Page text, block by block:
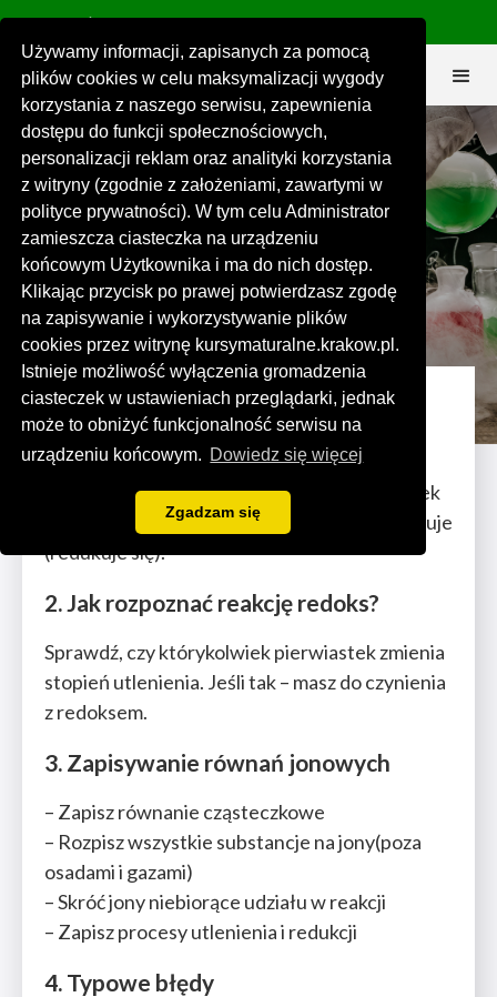
Używamy informacji, zapisanych za pomocą
plików cookies w celu maksymalizacji wygody
korzystania z naszego serwisu, zapewnienia
dostępu do funkcji społecznościowych,
personalizacji reklam oraz analityki korzystania
z witryny (zgodnie z założeniami, zawartymi w
polityce prywatności). W tym celu Administrator
zamieszcza ciasteczka na urządzeniu
końcowym Użytkownika i ma do nich dostęp.
Klikając przycisk po prawej potwierdzasz zgodę
na zapisywanie i wykorzystywanie plików
cookies przez witrynę kursymaturalne.krakow.pl.
Istnieje możliwość wyłączenia gromadzenia
ciasteczek w ustawieniach przeglądarki, jednak
może to obniżyć funkcjonalność serwisu na
urządzeniu końcowym. Dowiedz się więcej
Zgadzam się
575 151 191 biuro@kursymaturalne.krakow.pl
Reakcje redoks – jak je rozpoznać i
zapisać? Przykłady maturalne
 16 kwietnia 2025  Karolina Nowak
1. Czym są reakcje redoks?
To reakcje, w których dochodzi do zmiany
stopni utlenienia pierwiastków. Jeden związek
oddaje elektrony (utlenia się), drugi je przyjmuje
(redukuje się).
2. Jak rozpoznać reakcję redoks?
Sprawdź, czy którykolwiek pierwiastek zmienia
stopień utlenienia. Jeśli tak – masz do czynienia
z redoksem.
3. Zapisywanie równań jonowych
– Zapisz równanie cząsteczkowe
– Rozpisz wszystkie substancje na jony(poza
osadami i gazami)
– Skróć jony niebiorące udziału w reakcji
– Zapisz procesy utlenienia i redukcji
4. Typowe błędy